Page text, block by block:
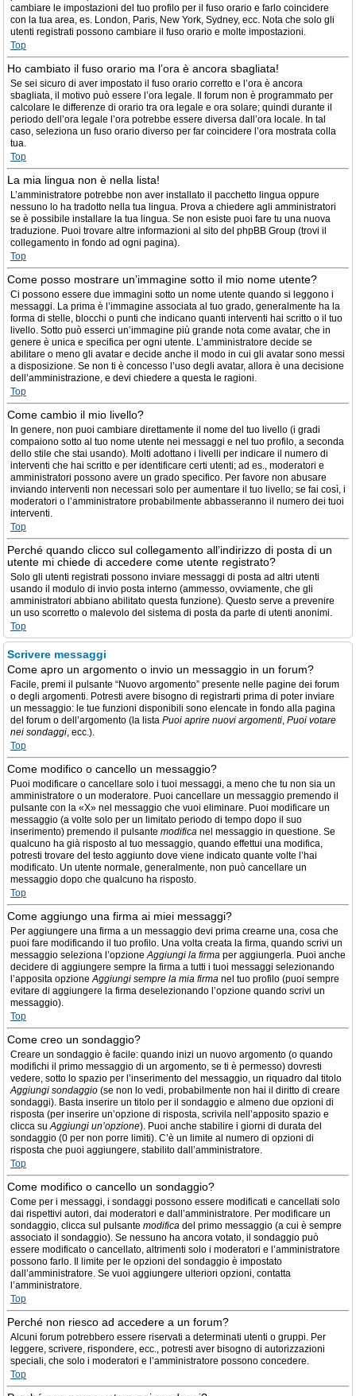
cambiare le impostazioni del tuo profilo per il fuso orario e farlo coincidere
con la tua area, es. London, Paris, New York, Sydney, ecc. Nota che solo gli
utenti registrati possono cambiare il fuso orario e molte impostazioni.
Top
Ho cambiato il fuso orario ma l’ora è ancora sbagliata!
Se sei sicuro di aver impostato il fuso orario corretto e l’ora è ancora
sbagliata, il motivo può essere l’ora legale. Il forum non è programmato per
calcolare le differenze di orario tra ora legale e ora solare; quindi durante il
periodo dell’ora legale l’ora potrebbe essere diversa dall’ora locale. In tal
caso, seleziona un fuso orario diverso per far coincidere l’ora mostrata colla
tua.
Top
La mia lingua non è nella lista!
L’amministratore potrebbe non aver installato il pacchetto lingua oppure
nessuno lo ha tradotto nella tua lingua. Prova a chiedere agli amministratori
se è possibile installare la tua lingua. Se non esiste puoi fare tu una nuova
traduzione. Puoi trovare altre informazioni al sito del phpBB Group (trovi il
collegamento in fondo ad ogni pagina).
Top
Come posso mostrare un’immagine sotto il mio nome utente?
Ci possono essere due immagini sotto un nome utente quando si leggono i
messaggi. La prima è l’immagine associata al tuo grado, generalmente ha la
forma di stelle, blocchi o punti che indicano quanti interventi hai scritto o il tuo
livello. Sotto può esserci un’immagine più grande nota come avatar, che in
genere è unica e specifica per ogni utente. L’amministratore decide se
abilitare o meno gli avatar e decide anche il modo in cui gli avatar sono messi
a disposizione. Se non ti è concesso l’uso degli avatar, allora è una decisione
dell’amministrazione, e devi chiedere a questa le ragioni.
Top
Come cambio il mio livello?
In genere, non puoi cambiare direttamente il nome del tuo livello (i gradi
compaiono sotto al tuo nome utente nei messaggi e nel tuo profilo, a seconda
dello stile che stai usando). Molti adottano i livelli per indicare il numero di
interventi che hai scritto e per identificare certi utenti; ad es., moderatori e
amministratori possono avere un grado specifico. Per favore non abusare
inviando interventi non necessari solo per aumentare il tuo livello; se fai così, i
moderatori o l’amministratore probabilmente abbasseranno il numero dei tuoi
interventi.
Top
Perché quando clicco sul collegamento all’indirizzo di posta di un
utente mi chiede di accedere come utente registrato?
Solo gli utenti registrati possono inviare messaggi di posta ad altri utenti
usando il modulo di invio posta interno (ammesso, ovviamente, che gli
amministratori abbiano abilitato questa funzione). Questo serve a prevenire
un uso scorretto o malevolo del sistema di posta da parte di utenti anonimi.
Top
Scrivere messaggi
Come apro un argomento o invio un messaggio in un forum?
Facile, premi il pulsante “Nuovo argomento” presente nelle pagine dei forum
o degli argomenti. Potresti avere bisogno di registrarti prima di poter inviare
un messaggio: le tue funzioni disponibili sono elencate in fondo alla pagina
del forum o dell’argomento (la lista Puoi aprire nuovi argomenti, Puoi votare
nei sondaggi, ecc.).
Top
Come modifico o cancello un messaggio?
Puoi modificare o cancellare solo i tuoi messaggi, a meno che tu non sia un
amministratore o un moderatore. Puoi cancellare un messaggio premendo il
pulsante con la «X» nel messaggio che vuoi eliminare. Puoi modificare un
messaggio (a volte solo per un limitato periodo di tempo dopo il suo
inserimento) premendo il pulsante modifica nel messaggio in questione. Se
qualcuno ha già risposto al tuo messaggio, quando effettui una modifica,
potresti trovare del testo aggiunto dove viene indicato quante volte l’hai
modificato. Un utente normale, generalmente, non può cancellare un
messaggio dopo che qualcuno ha risposto.
Top
Come aggiungo una firma ai miei messaggi?
Per aggiungere una firma a un messaggio devi prima crearne una, cosa che
puoi fare modificando il tuo profilo. Una volta creata la firma, quando scrivi un
messaggio seleziona l’opzioneAggiungi la firma per aggiungerla. Puoi anche
decidere di aggiungere sempre la firma a tutti i tuoi messaggi selezionando
l’apposita opzioneAggiungi sempre la mia firma nel tuo profilo (puoi sempre
evitare di aggiungere la firma deselezionando l’opzione quando scrivi un
messaggio).
Top
Come creo un sondaggio?
Creare un sondaggio è facile: quando inizi un nuovo argomento (o quando
modifichi il primo messaggio di un argomento, se ti è permesso) dovresti
vedere, sotto lo spazio per l’inserimento del messaggio, un riquadro dal titolo
Aggiungi sondaggio (se non lo vedi, probabilmente non hai il diritto di creare
sondaggi). Basta inserire un titolo per il sondaggio e almeno due opzioni di
risposta (per inserire un’opzione di risposta, scrivila nell’apposito spazio e
clicca suAggiungi un’opzione). Puoi anche stabilire i giorni di durata del
sondaggio (0 per non porre limiti). C’è un limite al numero di opzioni di
risposta che puoi aggiungere, stabilito dall’amministratore.
Top
Come modifico o cancello un sondaggio?
Come per i messaggi, i sondaggi possono essere modificati e cancellati solo
dai rispettivi autori, dai moderatori e dall’amministratore. Per modificare un
sondaggio, clicca sul pulsante modifica del primo messaggio (a cui è sempre
associato il sondaggio). Se nessuno ha ancora votato, il sondaggio può
essere modificato o cancellato, altrimenti solo i moderatori e l’amministratore
possono farlo. Il limite per le opzioni del sondaggio è impostato
dall’amministratore. Se vuoi aggiungere ulteriori opzioni, contatta
l’amministratore.
Top
Perché non riesco ad accedere a un forum?
Alcuni forum potrebbero essere riservati a determinati utenti o gruppi. Per
leggere, scrivere, rispondere, ecc., potresti aver bisogno di autorizzazioni
speciali, che solo i moderatori e l’amministratore possono concedere.
Top